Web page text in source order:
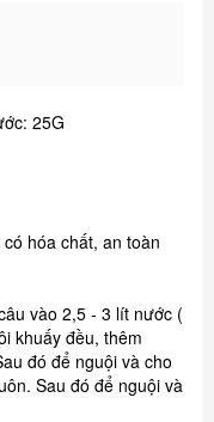
25G
hóa chất, an toàn
vào 2,5 - 3 lít nước (
khuấy đều, thêm
đó để nguội và cho
Sau đó để nguội và